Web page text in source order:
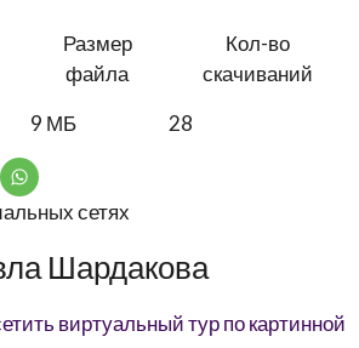
Размер
файла
Кол-во
скачиваний
9 МБ 28
сетях
Шардакова